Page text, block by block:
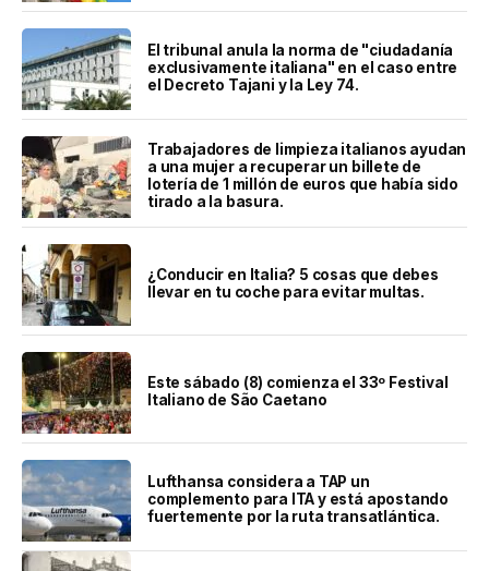
El tribunal anula la norma de "ciudadanía
exclusivamente italiana" en el caso entre
el Decreto Tajani y la Ley 74.
Trabajadores de limpieza italianos ayudan
a una mujer a recuperar un billete de
lotería de 1 millón de euros que había sido
tirado a la basura.
¿Conducir en Italia? 5 cosas que debes
llevar en tu coche para evitar multas.
Este sábado (8) comienza el 33º Festival
Italiano de São Caetano
Lufthansa considera a TAP un
complemento para ITA y está apostando
fuertemente por la ruta transatlántica.